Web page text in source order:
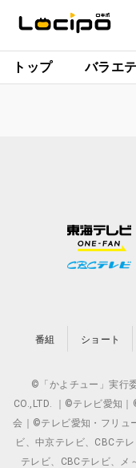
トップ バラエ
番組 ショート
©「かよチュー」実行
CO.,LTD. ｜©テレビ愛知
会｜©テレビ愛知・フリュ
ビ、中京テレビ、CBCテ
テレビ、CBCテレビ、